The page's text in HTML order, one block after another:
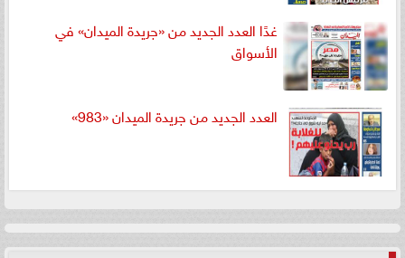
غدًا العدد الجديد من «جريدة الميدان» في
الأسواق
العدد الجديد من جريدة الميدان «983»